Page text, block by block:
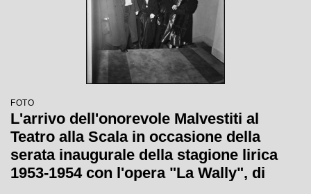
FOTO
L'arrivo dell'onorevole Malvestiti al
Teatro alla Scala in occasione della
serata inaugurale della stagione lirica
1953-1954 con l'opera "La Wally", di